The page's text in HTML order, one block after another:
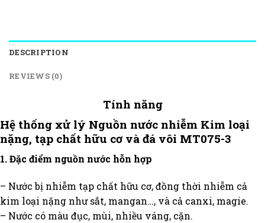
DESCRIPTION
REVIEWS (0)
Tính năng
Hệ thống xử lý Nguồn nước nhiễm Kim loại
nặng, tạp chất hữu cơ và đá vôi MT075-3
1. Đặc điểm nguồn nước hỗn hợp
– Nước bị nhiễm tạp chất hữu cơ, đồng thời nhiễm cả
kim loại nặng như sắt, mangan…, và cả canxi, magie.
– Nước có màu đục, mùi, nhiều váng, cặn.